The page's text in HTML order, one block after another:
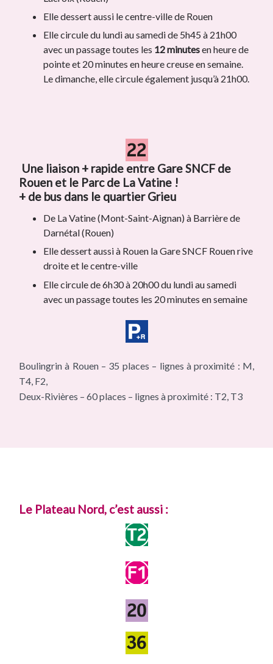
Elle dessert aussi le centre-ville de Rouen
Elle circule du lundi au samedi de 5h45 à 21h00
avec un passage toutes les 12 minutesen heure de
pointe et 20 minutes en heure creuse en semaine.
Le dimanche, elle circule également jusqu’à 21h00.
Une liaison + rapide entre Gare SNCF de
Rouen et le Parc de La Vatine !
+ de bus dans le quartier Grieu
De La Vatine (Mont-Saint-Aignan) à Barrière de
Darnétal (Rouen)
Elle dessert aussi à Rouen la Gare SNCF Rouen rive
droite et le centre-ville
Elle circule de 6h30 à 20h00 du lundi au samedi
avec un passage toutes les 20 minutes en semaine
Boulingrin à Rouen – 35 places – lignes à proximité : M,
T4, F2,
Deux-Rivières – 60 places – lignes à proximité : T2, T3
Le Plateau Nord, c’est aussi :